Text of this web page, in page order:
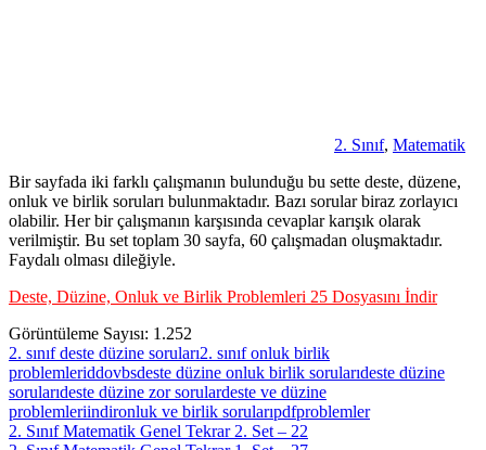
2. Sınıf, Matematik
Bir sayfada iki farklı çalışmanın bulunduğu bu sette deste, düzene,
onluk ve birlik soruları bulunmaktadır. Bazı sorular biraz zorlayıcı
olabilir. Her bir çalışmanın karşısında cevaplar karışık olarak
verilmiştir. Bu set toplam 30 sayfa, 60 çalışmadan oluşmaktadır.
Faydalı olması dileğiyle.
Deste, Düzine, Onluk ve Birlik Problemleri 25 Dosyasını İndir
Görüntüleme Sayısı: 1.252
2. sınıf deste düzine soruları2. sınıf onluk birlik
problemleriddovbsdeste düzine onluk birlik sorularıdeste düzine
sorularıdeste düzine zor sorulardeste ve düzine
problemleriindironluk ve birlik sorularıpdfproblemler
Yazı
Previous
2. Sınıf Matematik Genel Tekrar 2. Set – 22